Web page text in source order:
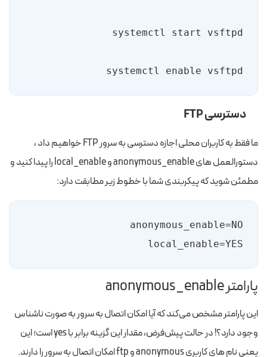
systemctl enable vsftpd
دسترسی FTP
ما فقط به کاربران محلی اجازه دسترسی به سرور FTP خواهیم داد ،
دستورالعمل های anonymous_enable و local_enable را پیدا کنید و
مطمئن شوید که پیکربندی شما با خطوط زیر مطابقت دارد:
local_enable=YES
پارامتر anonymous_enable
این پارامتر مشخص می‌کند که آیا امکان اتصال به سرور به صورت ناشناس
وجود دارد؟! در حالت پیش‌فرض، مقدار این گزینه برابر با yes است؛ این
یعنی نام های کاربری anonymous و ftp امکان اتصال به سرور را دارند.